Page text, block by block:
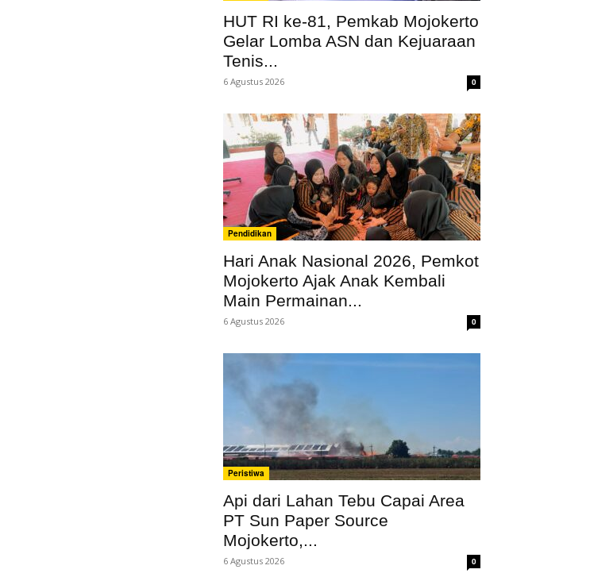
HUT RI ke-81, Pemkab Mojokerto
Gelar Lomba ASN dan Kejuaraan
Tenis...
6 Agustus 2026 0
Pendidikan
Hari Anak Nasional 2026, Pemkot
Mojokerto Ajak Anak Kembali
Main Permainan...
6 Agustus 2026 0
Peristiwa
Api dari Lahan Tebu Capai Area
PT Sun Paper Source
Mojokerto,...
6 Agustus 2026 0